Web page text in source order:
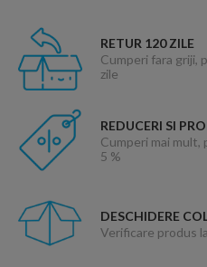
RETUR 120 ZILE
Cumperi fara griji,
zile
REDUCERI SI
Cumperi mai
5 %
DESCHIDERE
Verificare produs